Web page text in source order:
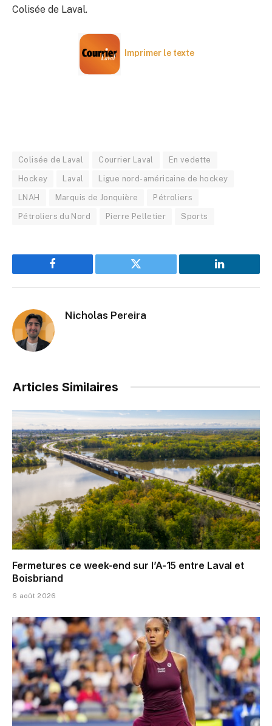
Colisée de Laval.
Imprimer le texte
Colisée de Laval Courrier Laval En vedette
Hockey Laval Ligue nord-américaine de hockey
LNAH Marquis de Jonquière Pétroliers
Pétroliers du Nord Pierre Pelletier Sports
Facebook Twitter LinkedIn
Nicholas Pereira
Articles Similaires
Fermetures ce week-end sur l’A-15 entre Laval et
Boisbriand
6 août 2026